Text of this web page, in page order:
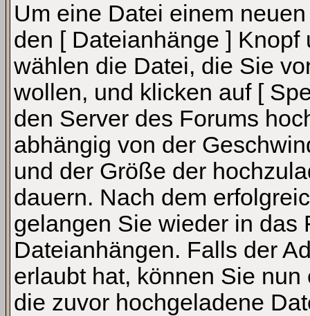
Um eine Datei einem
den [ Dateianhänge ]
wählen die Datei, die Sie
wollen, und klicken auf [
den Server des Forums
abhängig von der
und der Größe der
dauern. Nach dem
gelangen Sie wieder in das
Dateianhängen. Falls der
erlaubt hat, können Sie
die zuvor hochgeladene